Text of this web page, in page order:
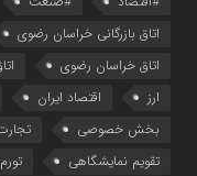
اتاق بازرگانی خراسان رضوی
اتاق خراسان رضوی
ارز
اقتصاد ایران
بخش خصوصی
تقویم نمایشگاهی
تورم